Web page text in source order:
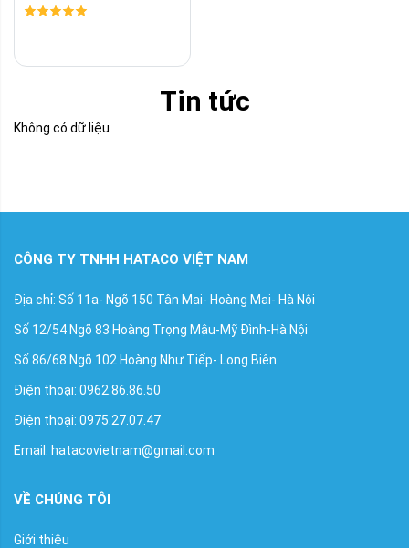
Tin tức
Không có dữ liệu
CÔNG TY TNHH HATACO VIỆT NAM
Địa chỉ: Số 11a- Ngõ 150 Tân Mai- Hoàng Mai- Hà Nội
Số 12/54 Ngõ 83 Hoàng Trọng Mậu-Mỹ Đình-Hà Nội
Số 86/68 Ngõ 102 Hoàng Như Tiếp- Long Biên
Điện thoại: 0962.86.86.50
Điện thoại: 0975.27.07.47
Email: hatacovietnam@gmail.com
VỀ CHÚNG TÔI
Giới thiệu